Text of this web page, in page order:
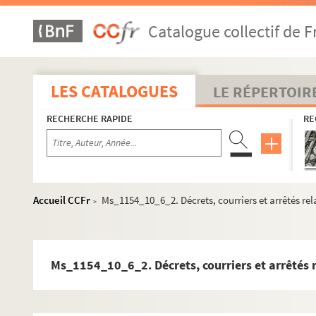
Catalogue collectif de
LES CATALOGUES LE
RECHERCHE RAPIDE
Accueil CCFr >
Ms_1154_10_6_2. Décrets, courriers et arrêtés
Ms_1154_10_6_2. Décrets, courriers et
Ms_1154_2. Non publié
Ms_1154_3. Editeurs, traducteurs et droits (administration)